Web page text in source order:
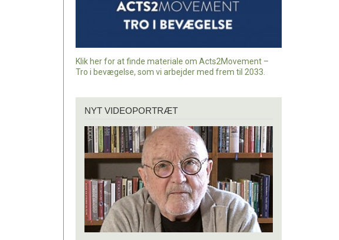
Klik her for at finde materiale om Acts2Movement –
Tro i bevægelse, som vi arbejder med frem til 2033.
videoportræt
NYT VIDEOPORTRÆT